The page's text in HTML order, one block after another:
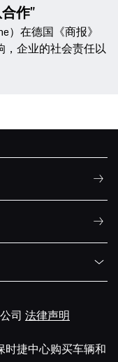
作”
）在德国《商报》
，企业的社会责任以
司 法律声明
捷中心购买车辆和